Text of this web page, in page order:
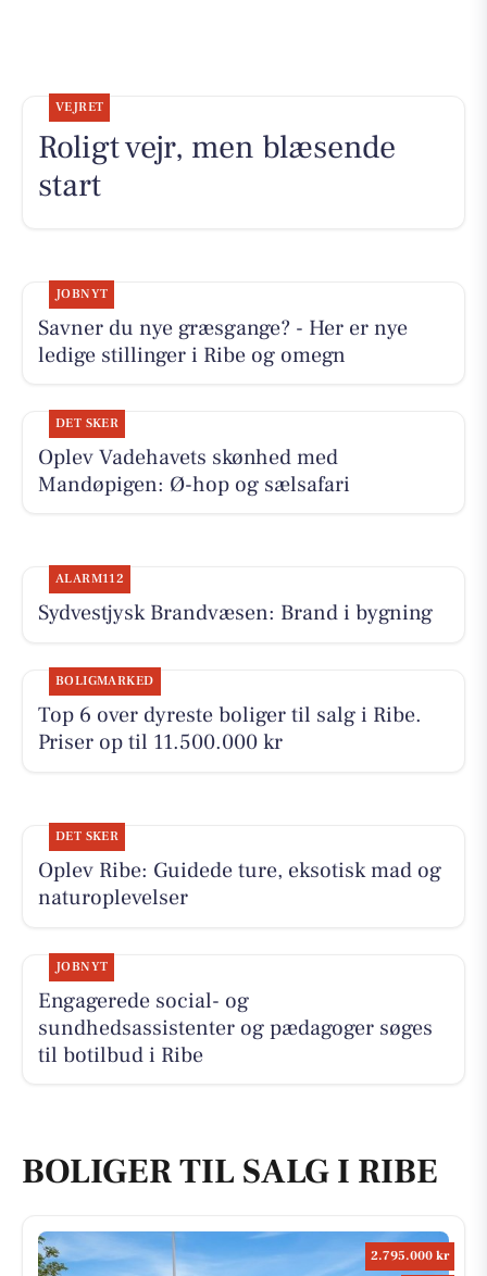
VEJRET
Roligt vejr, men blæsende
start
JOBNYT
Savner du nye græsgange? - Her er nye
ledige stillinger i Ribe og omegn
DET SKER
Oplev Vadehavets skønhed med
Mandøpigen: Ø-hop og sælsafari
ALARM112
Sydvestjysk Brandvæsen: Brand i bygning
BOLIGMARKED
Top 6 over dyreste boliger til salg i Ribe.
Priser op til 11.500.000 kr
DET SKER
Oplev Ribe: Guidede ture, eksotisk mad og
naturoplevelser
JOBNYT
Engagerede social- og
sundhedsassistenter og pædagoger søges
til botilbud i Ribe
BOLIGER TIL SALG I RIBE
2.795.000 kr